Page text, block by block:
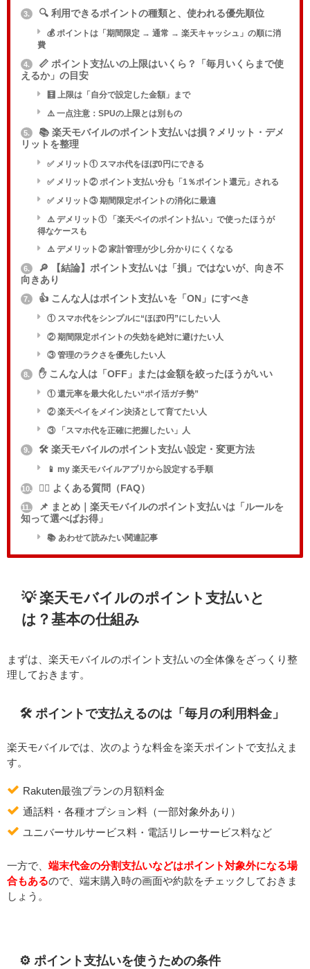
3. 🔍 利用できるポイントの種類と、使われる優先順位
💰 ポイントは「期間限定 → 通常 → 楽天キャッシュ」の順に消
費
4.
📏 ポイント支払いの上限はいくら？「毎月いくらまで使
えるか」の目安
🧮 上限は「自分で設定した金額」まで
⚠️ 一点注意：SPUの上限とは別もの
5.
📚 楽天モバイルのポイント支払いは損？メリット・デメ
リットを整理
✅ メリット① スマホ代をほぼ0円にできる
✅ メリット② ポイント支払い分も「1％ポイント還元」される
✅ メリット③ 期間限定ポイントの消化に最適
⚠️ デメリット① 「楽天ペイのポイント払い」で使ったほうが
得なケースも
⚠️ デメリット② 家計管理が少し分かりにくくなる
6.
🔎 【結論】ポイント支払いは「損」ではないが、向き不
向きあり
7. 👍 こんな人はポイント支払いを「ON」にすべき
① スマホ代をシンプルに“ほぼ0円”にしたい人
② 期間限定ポイントの失効を絶対に避けたい人
③ 管理のラクさを優先したい人
8. ✋ こんな人は「OFF」または金額を絞ったほうがいい
① 還元率を最大化したい“ポイ活ガチ勢”
② 楽天ペイをメイン決済として育てたい人
③ 「スマホ代を正確に把握したい」人
9. 🛠️ 楽天モバイルのポイント支払い設定・変更方法
📱 my 楽天モバイルアプリから設定する手順
10. 🙋‍♀️ よくある質問（FAQ）
11.
📌 まとめ｜楽天モバイルのポイント支払いは「ルールを
知って選べばお得」
📚️ あわせて読みたい関連記事
💡 楽天モバイルのポイント支払いと
は？基本の仕組み
まずは、楽天モバイルのポイント支払いの全体像をざっくり整
理しておきます。
🛠️ ポイントで支払えるのは「毎月の利用料金」
楽天モバイルでは、次のような料金を楽天ポイントで支払えま
す。
Rakuten最強プランの月額料金
通話料・各種オプション料（一部対象外あり）
ユニバーサルサービス料・電話リレーサービス料など
一方で、 端末代金の分割支払いなどはポイント対象外になる場
合もあるので、端末購入時の画面や約款をチェックしておきま
しょう。
⚙️ ポイント支払いを使うための条件